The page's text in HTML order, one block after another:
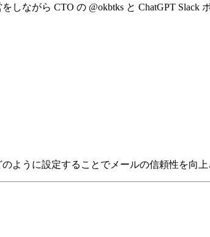
ながら CTO の @okbtks と ChatGPT Slack
ように設定することでメールの信頼性を向上